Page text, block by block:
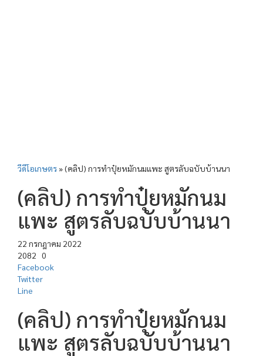
วีดีโอเกษตร»(คลิป) การทำปุ๋ยหมักนมแพะ สูตรลับฉบับบ้านนา
(คลิป) การทำปุ๋ยหมักนม
แพะ สูตรลับฉบับบ้านนา
22 กรกฎาคม 2022
2082 0
Facebook
Twitter
Line
(คลิป) การทำปุ๋ยหมักนม
แพะ สูตรลับฉบับบ้านนา